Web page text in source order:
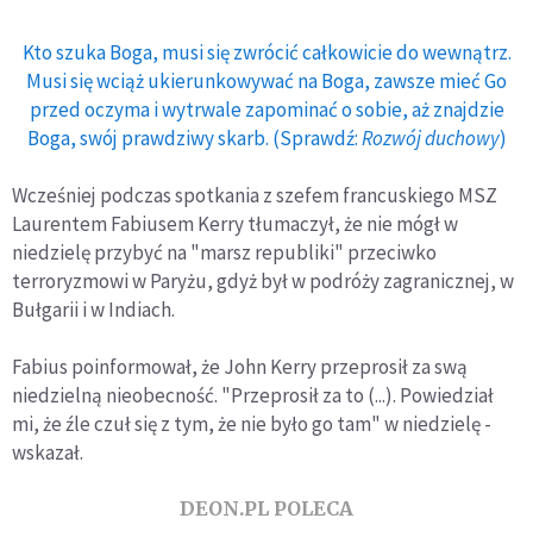
Kto szuka Boga, musi się zwrócić całkowicie do wewnątrz.
Musi się wciąż ukierunkowywać na Boga, zawsze mieć Go
przed oczyma i wytrwale zapominać o sobie, aż znajdzie
Boga, swój prawdziwy skarb. (Sprawdź:Rozwój duchowy)
Wcześniej podczas spotkania z szefem francuskiego MSZ
Laurentem Fabiusem Kerry tłumaczył, że nie mógł w
niedzielę przybyć na "marsz republiki" przeciwko
terroryzmowi w Paryżu, gdyż był w podróży zagranicznej, w
Bułgarii i w Indiach.
Fabius poinformował, że John Kerry przeprosił za swą
niedzielną nieobecność. "Przeprosił za to (...). Powiedział
mi, że źle czuł się z tym, że nie było go tam" w niedzielę -
wskazał.
DEON.PL POLECA